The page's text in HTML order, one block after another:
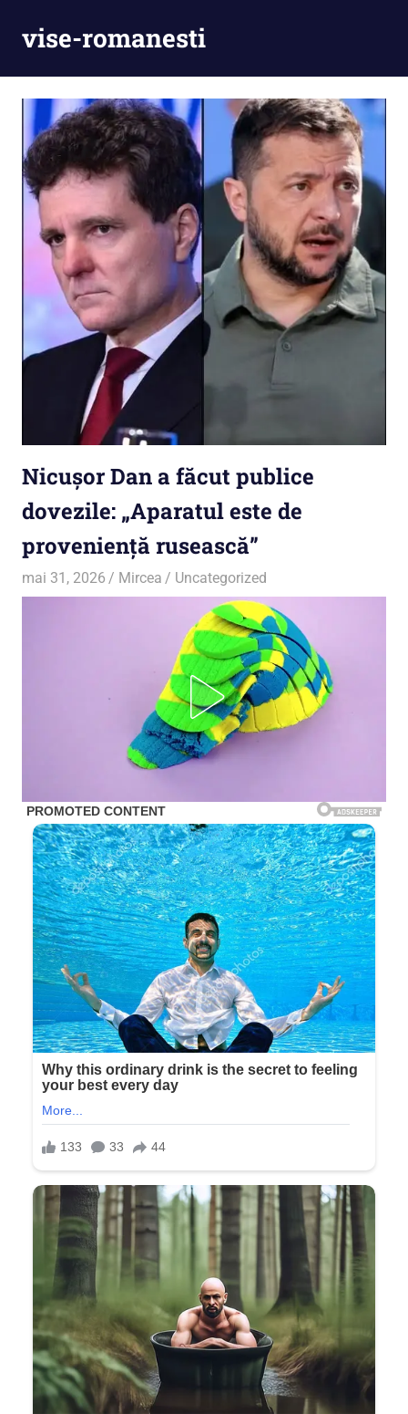
vise-romanesti
Nicușor Dan a făcut publice
dovezile: „Aparatul este de
proveniență rusească”
mai 31, 2026 Mircea Uncategorized